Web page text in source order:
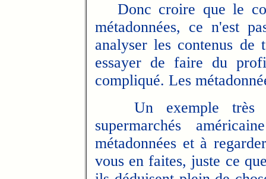
Donc croire que le
métadonnées, ce n'est
analyser les contenus
essayer de faire du
compliqué. Les
Un exemple très
supermarchés
métadonnées et à
vous en faites, juste ce